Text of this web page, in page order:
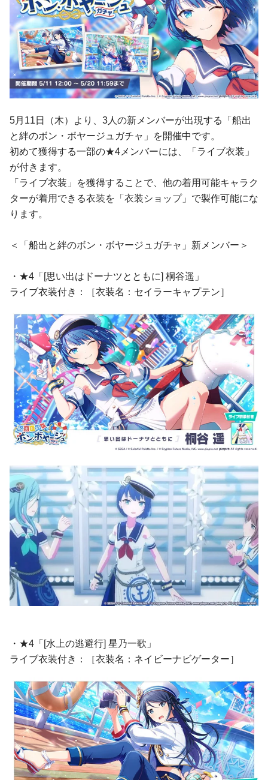
5月11日（木）より、3人の新メンバーが出現する「船出
と絆のボン・ボヤージュガチャ」を開催中です。
初めて獲得する一部の★4メンバーには、「ライブ衣装」
が付きます。
「ライブ衣装」を獲得することで、他の着用可能キャラク
ターが着用できる衣装を「衣装ショップ」で製作可能にな
ります。
＜「船出と絆のボン・ボヤージュガチャ」新メンバー＞
・★4「[思い出はドーナツとともに] 桐谷遥」
ライブ衣装付き：［衣装名：セイラーキャプテン］
・★4「[水上の逃避行] 星乃一歌」
ライブ衣装付き：［衣装名：ネイビーナビゲーター］